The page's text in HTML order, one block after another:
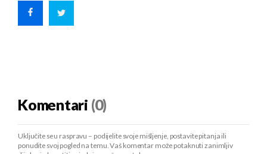
Komentari (0)
Uključite se u raspravu – podijelite svoje mišljenje, postavite pitanja ili
ponudite svoj pogled na temu. Vaš komentar može potaknuti zanimljiv